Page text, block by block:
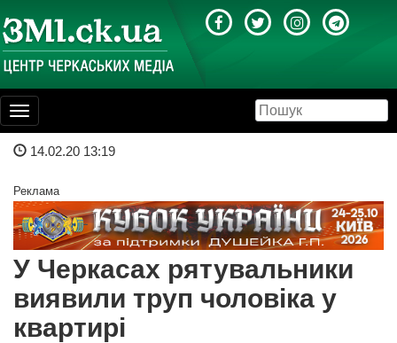
Toggle
navigation
14.02.20 13:19
Реклама
У Черкасах рятувальники
виявили труп чоловіка у
квартирі